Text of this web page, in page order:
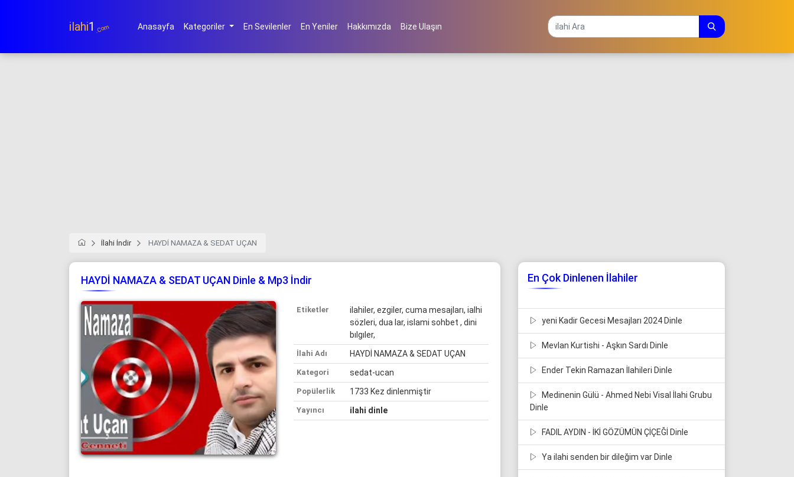
ilahi1 .Com Anasayfa Kategoriler En Sevilenler En Yeniler Hakkımızda Bize Ulaşın
İlahi İndir HAYDİ NAMAZA & SEDAT UÇAN
HAYDİ NAMAZA & SEDAT UÇAN Dinle & Mp3 İndir
Etiketler
ilahiler, ezgiler, cuma mesajları, ialhi
sözleri, dua lar, islami sohbet , dini
bılgıler,
İlahi Adı HAYDİ NAMAZA & SEDAT UÇAN
Kategori sedat-ucan
Popülerlik 1733 Kez dinlenmiştir
Yayıncı ilahi dinle
En Çok Dinlenen İlahiler
yeni Kadir Gecesi Mesajları 2024 Dinle
Mevlan Kurtishi - Aşkın Sardı Dinle
Ender Tekin Ramazan İlahileri Dinle
Medinenin Gülü - Ahmed Nebi Visal İlahi Grubu
Dinle
FADIL AYDIN - İKİ GÖZÜMÜN ÇİÇEĞİ Dinle
Ya ilahi senden bir dileğim var Dinle